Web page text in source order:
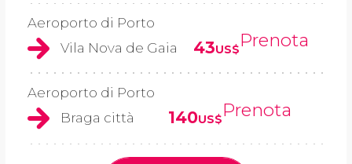
Aeroporto di Porto
Vila Nova de Gaia
43US$Prenota
Aeroporto di Porto
Braga città
140US$Prenota